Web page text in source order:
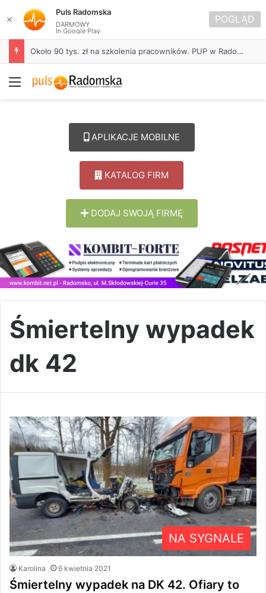
Około 90 tys. zł na szkolenia pracowników. PUP w Radomsku ogłasza nabór wniosków
Menu
APLIKACJE MOBILNE
KATALOG FIRM
DODAJ SWOJĄ FIRMĘ
Śmiertelny wypadek
dk 42
NA SYGNALE
Karolina 6 kwietnia 2021
Śmiertelny wypadek na DK 42. Ofiary to
✕
Puls Radomska
DARMOWY
In Google Play
POGLĄD